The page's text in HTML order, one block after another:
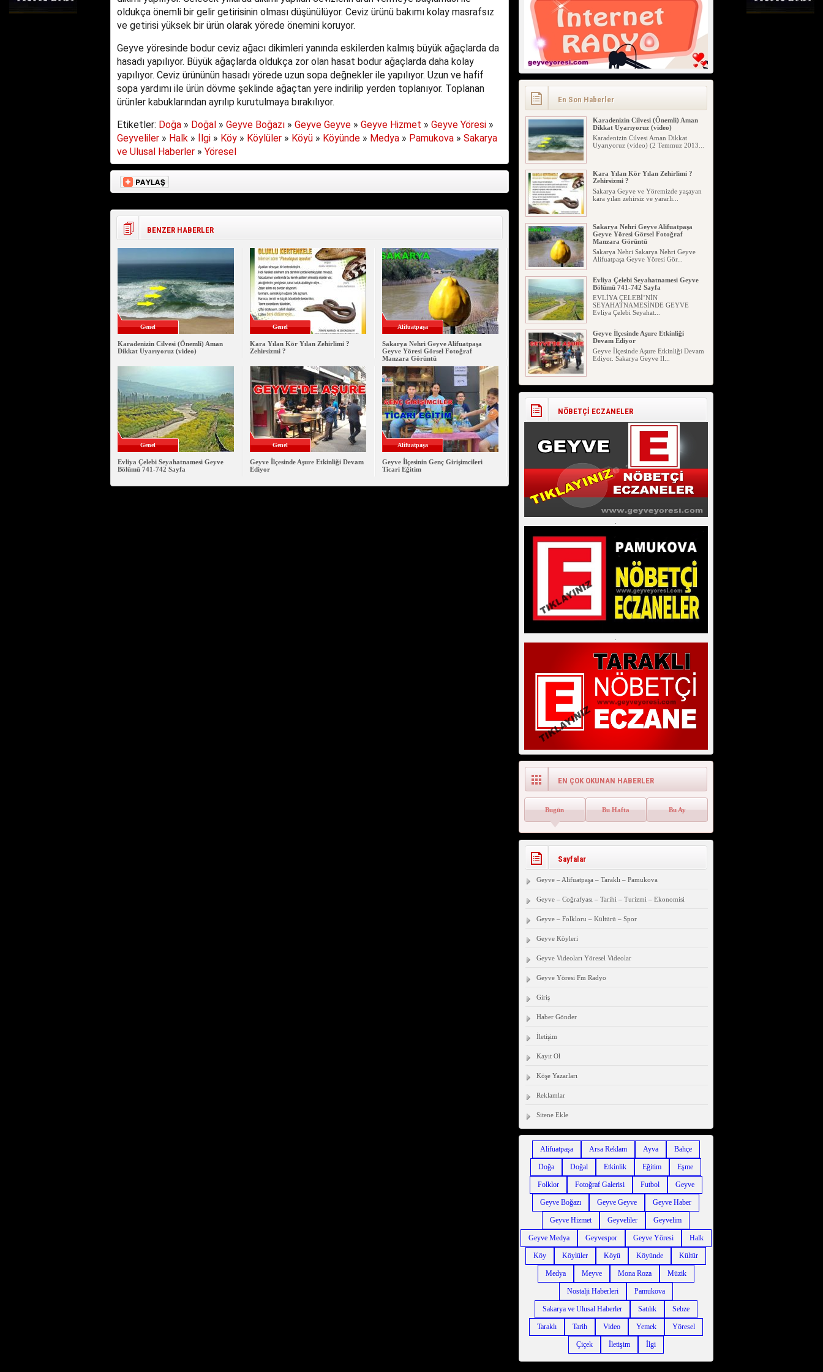
oldukça önemli bir gelir getirisinin olması düşünülüyor. Ceviz ürünü bakımı kolay masrafsız
ve getirisi yüksek bir ürün olarak yörede önemini koruyor.
Geyve yöresinde bodur ceviz ağacı dikimleri yanında eskilerden kalmış büyük ağaçlarda da
hasadı yapılıyor. Büyük ağaçlarda oldukça zor olan hasat bodur ağaçlarda daha kolay
yapılıyor. Ceviz ürününün hasadı yörede uzun sopa değnekler ile yapılıyor. Uzun ve hafif
sopa yardımı ile ürün dövme şeklinde ağaçtan yere indirilip yerden toplanıyor. Toplanan
ürünler kabuklarından ayrılıp kurutulmaya bırakılıyor.
Etiketler: Doğa» Doğal» Geyve Boğazı» Geyve Geyve» Geyve Hizmet » Geyve Yöresi»
Geyveliler» Halk» İlgi» Köy» Köylüler» Köyü» Köyünde» Medya» Pamukova» Sakarya
ve Ulusal Haberler» Yöresel
BENZER HABERLER
Genel
Karadenizin Cilvesi (Önemli) Aman
Dikkat Uyarıyoruz (video)
Genel
Kara Yılan Kör Yılan Zehirlimi ?
Zehirsizmi ?
Alifuatpaşa
Sakarya Nehri Geyve Alifuatpaşa
Geyve Yöresi Görsel Fotoğraf
Manzara Görüntü
Genel
Evliya Çelebi Seyahatnamesi Geyve
Bölümü 741-742 Sayfa
Genel
Geyve İlçesinde Aşure Etkinliği Devam
Ediyor
Alifuatpaşa
Geyve İlçesinin Genç Girişimcileri
Ticari Eğitim
En Son Haberler
Karadenizin Cilvesi (Önemli) Aman
Dikkat Uyarıyoruz (video)
Karadenizin Cilvesi Aman Dikkat
Uyarıyoruz (video) (2 Temmuz 2013...
Kara Yılan Kör Yılan Zehirlimi ?
Zehirsizmi ?
Sakarya Geyve ve Yöremizde yaşayan
kara yılan zehirsiz ve yararlı...
Sakarya Nehri Geyve Alifuatpaşa
Geyve Yöresi Görsel Fotoğraf
Manzara Görüntü
Sakarya Nehri Sakarya Nehri Geyve
Alifuatpaşa Geyve Yöresi Gör...
Evliya Çelebi Seyahatnamesi Geyve
Bölümü 741-742 Sayfa
EVLİYA ÇELEBİ’NİN
SEYAHATNAMESİNDE GEYVE
Evliya Çelebi Seyahat...
Geyve İlçesinde Aşure Etkinliği
Devam Ediyor
Geyve İlçesinde Aşure Etkinliği Devam
Ediyor. Sakarya Geyve İl...
Geyve İlçesinin Genç Girişimcileri
Ticari Eğitim
Ticari Eğitim. 02.07.2026 S...
Geyve Yöresi Manav Şivesinden
Açıklamalı Örnekler
Geyve Yöresinde Manavların
Kullandığı Bazı Kelimelerin
Açıklaması...
Geyve Atasözü Derki !!! (Geyve
Atasözleri)
Geyve Atasözü Derki !!! (Geyve
Atasözleri) Geyve Atasözleri 05 ...
Geyve Kıncılar (Akıncılar) 114 Yıllık
Fotoğraf ve Ağaç Hala Zirvede
Geyve Kıncılar (Akıncılar) 114 Yıllık
Fotoğraf ve Ağaç Hala Zirve...
Geyve Yöresi İçin Meteoroloji’den
”SICAK” Uyarısı Geldi.
Geyve Yöresi İçin Meteoroloji'den
NÖBETÇİ ECZANELER
.
.
EN ÇOK OKUNAN HABERLER
Bugün Bu Hafta Bu Ay
Sayfalar
Geyve – Alifuatpaşa – Taraklı – Pamukova
Geyve – Coğrafyası – Tarihi – Turizmi – Ekonomisi
Geyve – Folkloru – Kültürü – Spor
Geyve Köyleri
Geyve Videoları Yöresel Videolar
Geyve Yöresi Fm Radyo
Giriş
Haber Gönder
İletişim
Kayıt Ol
Köşe Yazarları
Reklamlar
Sitene Ekle
Alifuatpaşa Arsa Reklam Ayva Bahçe
Doğa Doğal Etkinlik Eğitim Eşme
Folklor Fotoğraf Galerisi Futbol Geyve
Geyve Boğazı Geyve Geyve Geyve Haber
Geyve Hizmet Geyveliler Geyvelim
Geyve Medya Geyvespor Geyve Yöresi Halk
Köy Köylüler Köyü Köyünde Kültür
Medya Meyve Mona Roza Müzik
Nostalji Haberleri Pamukova
Sakarya ve Ulusal Haberler Satılık Sebze
Taraklı Tarih Video Yemek Yöresel
Çiçek İletişim İlgi